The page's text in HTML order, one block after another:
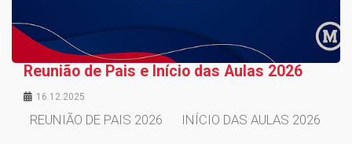
Reunião de Pais e Início das Aulas 2026
16.12.2025
REUNIÃO DE PAIS 2026 INÍCIO DAS AULAS 2026